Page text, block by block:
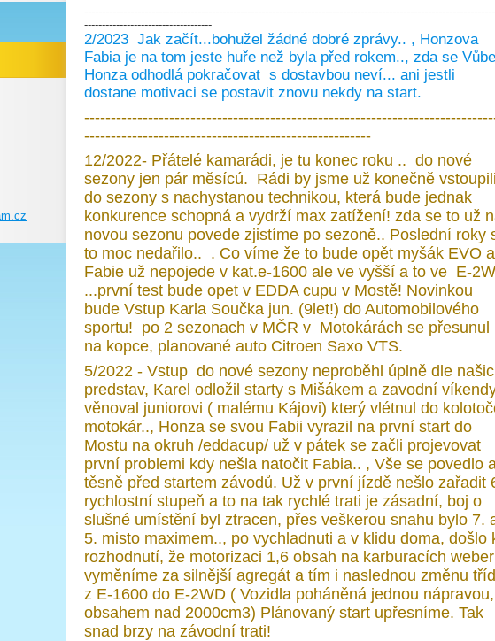
------------------------------------
2/2023 Jak začít...bohužel žádné dobré zprávy.. , Honzova
Fabia je na tom jeste huře než byla před rokem.., zda se
Honza odhodlá pokračovat s dostavbou neví... ani jestli
dostane motivaci se postavit znovu nekdy na start.
------------------------------------------------------
12/2022- Přátelé kamarádi, je tu konec roku .. do nové
sezony jen pár měsícú. Rádi by jsme už konečně vstoupili
do sezony s nachystanou technikou, která bude jednak
konkurence schopná a vydrží max zatížení! zda se to už
novou sezonu povede zjistíme po sezoně.. Poslední roky
to moc nedařilo.. . Co víme že to bude opět myšák EVO a
Fabie už nepojede v kat.e-1600 ale ve vyšší a to ve E-
...první test bude opet v EDDA cupu v Mostě! Novinkou
bude Vstup Karla Součka jun. (9let!) do Automobilového
sportu! po 2 sezonach v MČR v Motokárách se přesunul
na kopce, planované auto Citroen Saxo VTS.
5/2022 - Vstup do nové sezony neproběhl úplně dle
predstav, Karel odložil starty s Mišákem a zavodní
věnoval juniorovi ( malému Kájovi) který vlétnul do
motokár.., Honza se svou Fabii vyrazil na první start do
Mostu na okruh /eddacup/ už v pátek se začli projevovat
první problemi kdy nešla natočit Fabia.. , Vše se povedlo
těsně před startem závodů. Už v první jízdě nešlo zařadit
rychlostní stupeň a to na tak rychlé trati je zásadní, boj o
slušné umístění byl ztracen, přes veškerou snahu bylo 7.
5. misto maximem.., po vychladnuti a v klidu doma, došlo
rozhodnutí, že motorizaci 1,6 obsah na karburacích weber
vyměníme za silnější agregát a tím i naslednou změnu
z E-1600 do E-2WD ( Vozidla poháněná jednou
obsahem nad 2000cm3) Plánovaný start upřesníme. Tak
snad brzy na závodní trati!